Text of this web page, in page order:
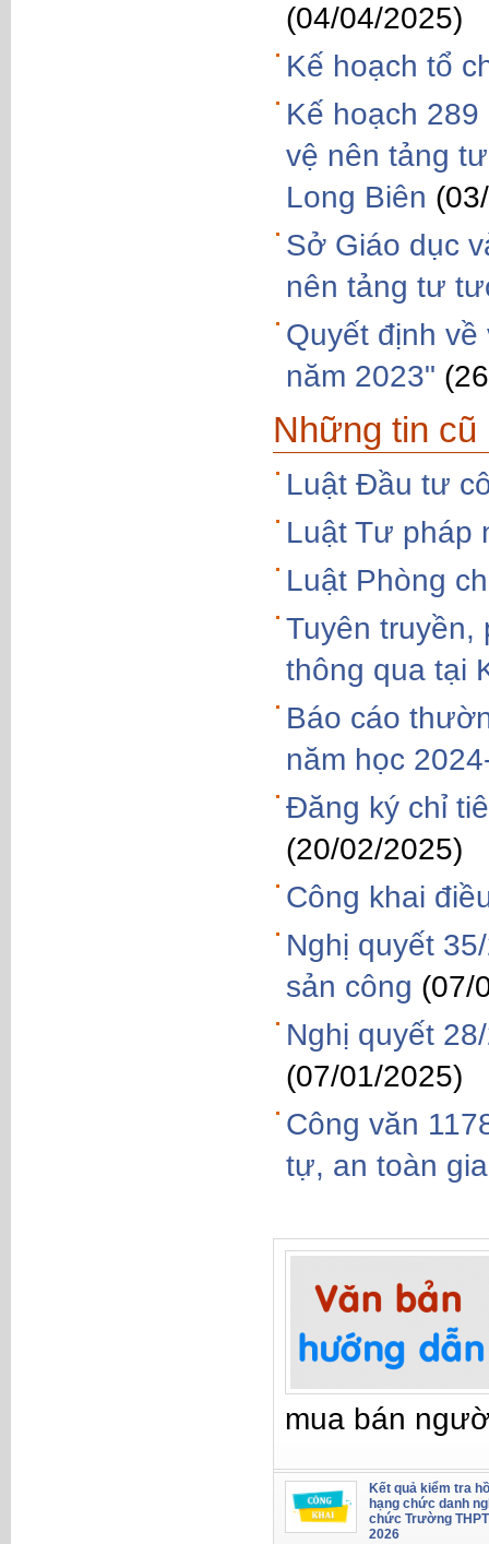
(04/04/2025)
Kế hoạch tổ
Kế hoạch
vệ nên tảng
Long Biên
Sở Giáo dục
nên tảng tư
Quyết định
năm 2023"
Những tin cũ
Luật Đầu tư
Luật Tư pháp
Luật Phòng
Tuyên truyền,
thông qua tại
Báo cáo
năm học
Đăng ký chỉ
(20/02/2025)
Công khai
Nghị quyết
sản công (07/
Nghị quyết
(07/01/2025)
Công văn
tự, an toàn
mua bán
Kết quả kiểm tra
hạng chức danh
chức Trường
2026